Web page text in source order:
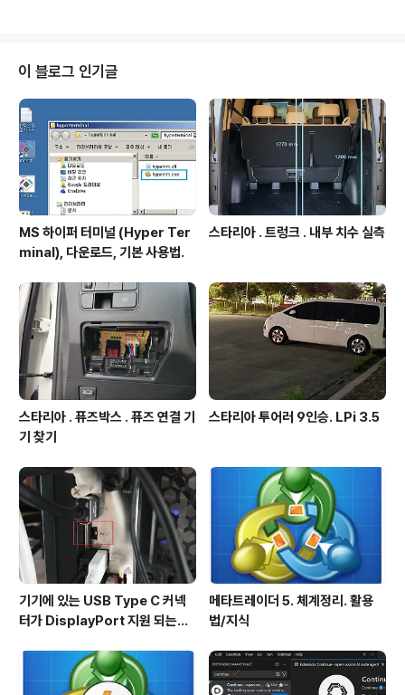
이 블로그 인기글
MS 하이퍼 터미널 (Hyper Ter
minal), 다운로드, 기본 사용법.
스타리아 . 트렁크 . 내부 치수 실측
스타리아 . 퓨즈박스 . 퓨즈 연결 기
기 찾기
스타리아 투어러 9인승. LPi 3.5
기기에 있는 USB Type C 커넥
터가 DisplayPort 지원 되는지
메타트레이더 5. 체계정리. 활용
법/지식